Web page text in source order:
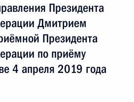
Президента
Дмитрием
Президента
по приёму
4 апреля 2019 года